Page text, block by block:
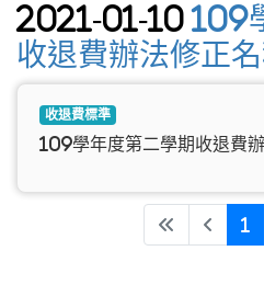
2021-01-10109
收退費辦法修正
收退費標準
109學年度第二學期收退費
« ‹ 1